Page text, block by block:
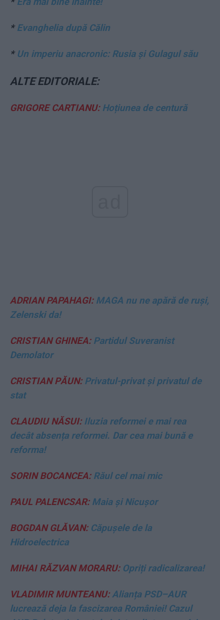
*Evanghelia după Călin
* Un imperiu anacronic: Rusia și Gulagul său
ALTE EDITORIALE:
GRIGORE CARTIANU:Hoțiunea de centură
ADRIAN PAPAHAGI:MAGA nu ne apără de ruși,
Zelenski da!
CRISTIAN GHINEA:Partidul Suveranist
Demolator
CRISTIAN PĂUN:Privatul-privat și privatul de
stat
CLAUDIU NĂSUI:Iluzia reformei e mai rea
decât absența reformei. Dar cea mai bună e
reforma!
SORIN BOCANCEA:Răul cel mai mic
PAUL PALENCSAR:Maia și Nicușor
BOGDAN GLĂVAN:Căpușele de la
Hidroelectrica
MIHAI RĂZVAN MORARU:Opriți radicalizarea!
VLADIMIR MUNTEANU:Alianța PSD–AUR
lucrează deja la fascizarea României! Cazul